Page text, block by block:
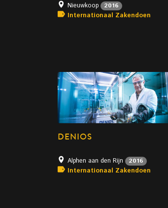
Nieuwkoop 2016
Internationaal Zakendoen
DENIOS
Alphen aan den Rijn 2016
Internationaal Zakendoen